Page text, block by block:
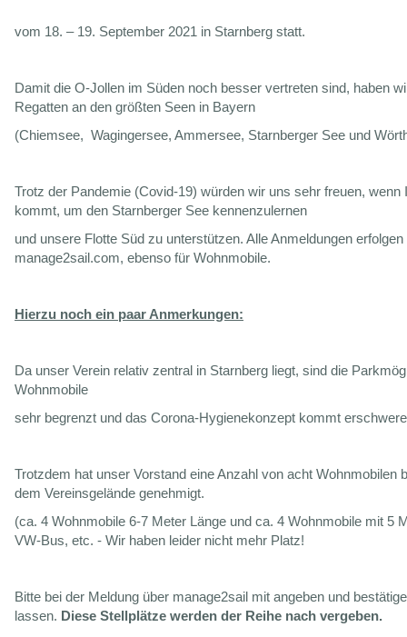
vom 18. – 19. September 2021 in Starnberg statt.
Damit die O-Jollen im Süden noch besser vertreten sind, haben
Regatten an den größten Seen in Bayern
(Chiemsee, Wagingersee, Ammersee, Starnberger See und
Trotz der Pandemie (Covid-19) würden wir uns sehr freuen, wenn
kommt, um den Starnberger See kennenzulernen
und unsere Flotte Süd zu unterstützen. Alle Anmeldungen erfolgen
manage2sail.com, ebenso für Wohnmobile.
Hierzu noch ein paar Anmerkungen:
Da unser Verein relativ zentral in Starnberg liegt, sind die
Wohnmobile
sehr begrenzt und das Corona-Hygienekonzept kommt
Trotzdem hat unser Vorstand eine Anzahl von acht Wohnmobilen
dem Vereinsgelände genehmigt.
(ca. 4 Wohnmobile 6-7 Meter Länge und ca. 4 Wohnmobile mit 5
VW-Bus, etc. - Wir haben leider nicht mehr Platz!
Bitte bei der Meldung über manage2sail mit angeben und
lassen. Diese Stellplätze werden der Reihe nach vergeben.